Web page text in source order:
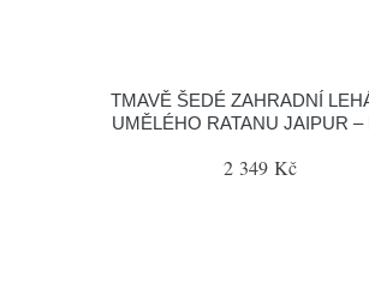
TMAVĚ ŠEDÉ ZAHRADNÍ
UMĚLÉHO RATANU JAIPUR –
2 349 Kč